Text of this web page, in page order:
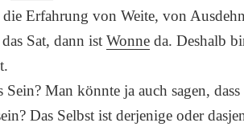
Erfahrung von Weite, von
Sat, dann istWonne da. Deshalb
Man könnte ja auch sagen,
Das Selbst ist derjenige oder